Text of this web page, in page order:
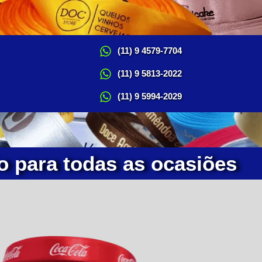
(11) 9 4579-7704
(11) 9 5813-2022
(11) 9 5994-2029
para todas as ocasiões